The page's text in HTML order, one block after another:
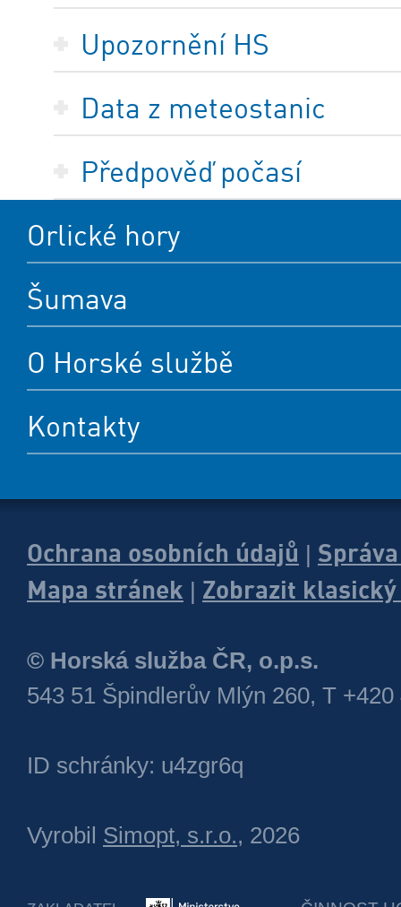
Upozornění HS
Data z meteostanic
Předpověď počasí
Orlické hory
Šumava
O Horské službě
Kontakty
Ochrana osobních údajů
Mapa stránek
Zobrazit
© Horská služba ČR, o.p.s.
543 51 Špindlerův Mlýn 260, T +420
ID schránky: u4zgr6q
Vyrobil Simopt, s.r.o., 2026